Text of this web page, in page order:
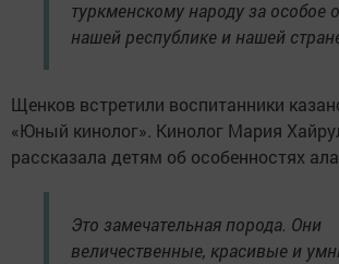
туркменскому народу за особое
нашей республике и нашей
Щенков встретили воспитанники
«Юный кинолог». Кинолог Мария
рассказала детям об особенностях
Это замечательная порода. Они
величественные, красивые и